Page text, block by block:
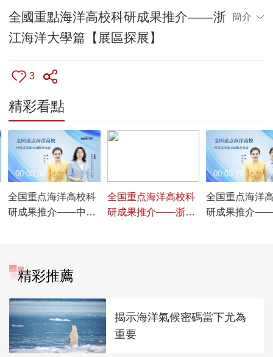
全國重點海洋高校科研成果推介——浙
江海洋大學篇【展區探展】
簡介
3
精彩看點
全国重点海洋高校科
研成果推介——中国
00:03:50
全国重点海洋高校科
研成果推介——浙江
全国重点海洋
研成果推介
00:03:29
精彩推薦
揭示海洋氣候密碼當下尤為
重要